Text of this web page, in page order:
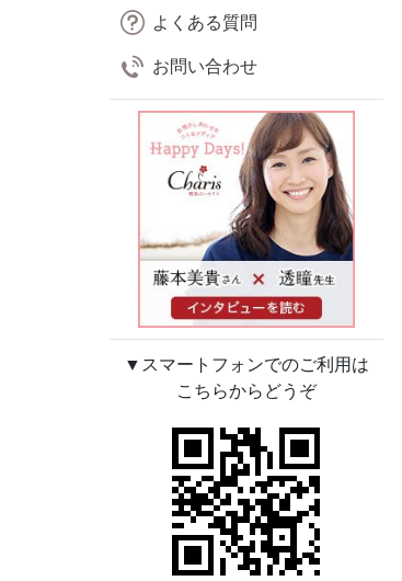
よくある質問
お問い合わせ
▼スマートフォンでのご利用は
こちらからどうぞ